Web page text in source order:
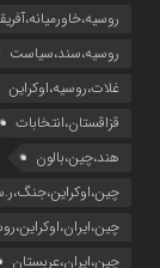
روسیه،سند،سیاست
غلات،روسیه،اوکراین
قزاقستان،انتخابات
هند،چین،بالون
چین،ایران،عربستان